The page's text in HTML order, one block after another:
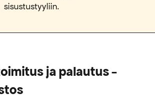
sisustustyyliin.
ja palautus -